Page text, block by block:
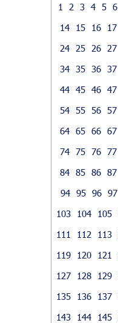
1 2 3 4 5 6
14
15 16 17
24
25 26 27
34 35 36 37
44 45 46 47
54 55 56 57
64 65 66 67
74 75 76 77
84 85 86 87
94 95 96 97
103
104 105
111
112 113
119
120 121
127
128 129
135
136 137
143
144 145